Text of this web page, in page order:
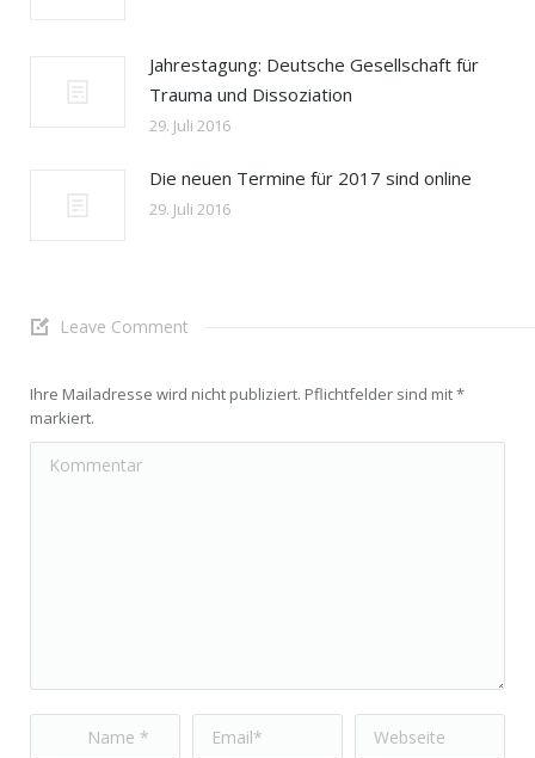
Jahrestagung: Deutsche Gesellschaft für
Trauma und Dissoziation
29. Juli 2016
Die neuen Termine für 2017 sind online
29. Juli 2016
Leave Comment
Ihre Mailadresse wird nicht publiziert. Pflichtfelder sind mit*
markiert.
Kommentar
Name * Email * Webseite